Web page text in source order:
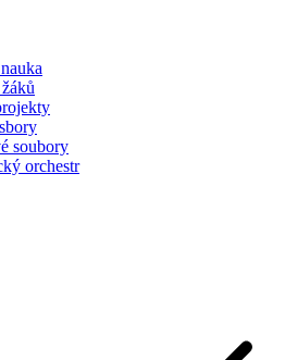
soubory
orchestr